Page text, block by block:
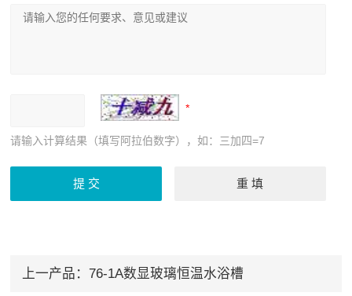
请输入计算结果（填写阿拉伯数字），如：三加四=7
上一产品： 76-1A数显玻璃恒温水浴槽